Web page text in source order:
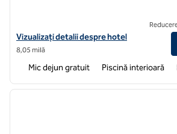
Vizualizați detaliile hotelului pentru
Vizualizați detalii despre hotel
8,05 milă
Mic dejun gratuit Piscină interioară
1 din 12